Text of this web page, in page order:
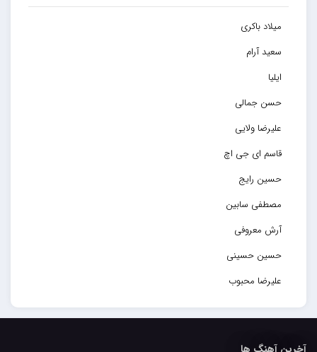
میلاد باکری
سعید آرام
ایلیا
حسن جمالی
علیرضا ولایی
قاسم ای جی اچ
حسین رایج
مصطفی سابین
آرش معروفی
حسین حسینی
علیرضا محبوب
حسین حصارکی